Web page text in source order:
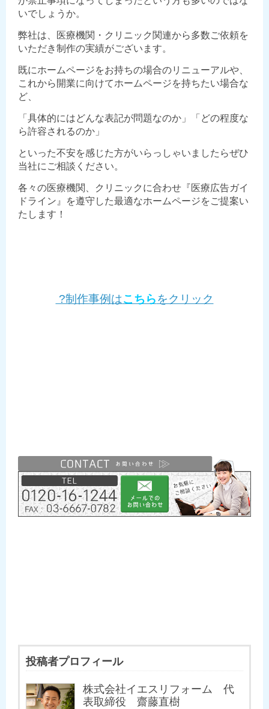
いでしょうか。
弊社は、医療機関・クリニック関連から多数ご依頼を
いただき制作の実績がございます。
既にホームページをお持ちの場合のリニューアルや、
これから開業に向けてホームページを持ちたい場合な
ど、
「具体的にはどんな表記が問題なのか」「どの程度な
ら許容されるのか」
といった不安を感じた方がいらっしゃいましたらぜひ
当社にご相談ください。
各々の医療機関、クリニックに合わせ『医療広告ガイ
ドライン』を遵守した最適なホームページをご提案い
たします！
?制作事例はこちらをクリック
投稿者プロフィール
株式会社イエスリフォーム 代
表取締役 齋藤直樹